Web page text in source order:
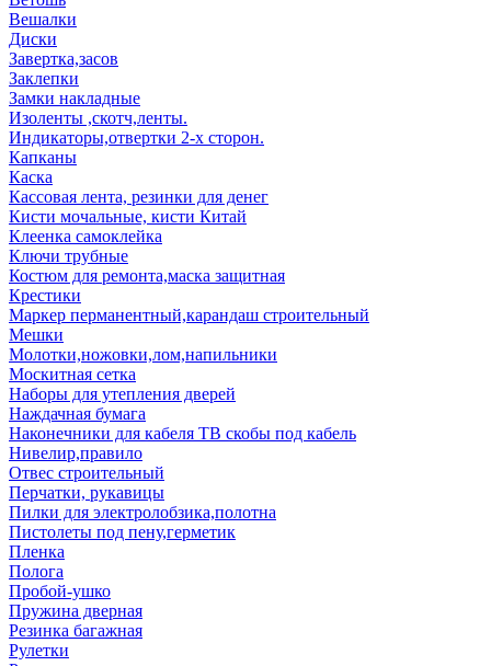
Вешалки
Диски
Завертка,засов
Заклепки
Замки накладные
Изоленты ,скотч,ленты.
Индикаторы,отвертки 2-х сторон.
Капканы
Каска
Кассовая лента, резинки для денег
Кисти мочальные, кисти Китай
Клеенка самоклейка
Ключи трубные
Костюм для ремонта,маска защитная
Крестики
Маркер перманентный,карандаш строительный
Мешки
Молотки,ножовки,лом,напильники
Москитная сетка
Наборы для утепления дверей
Наждачная бумага
Наконечники для кабеля ТВ скобы под кабель
Нивелир,правило
Отвес строительный
Перчатки, рукавицы
Пилки для электролобзика,полотна
Пистолеты под пену,герметик
Пленка
Полога
Пробой-ушко
Пружина дверная
Резинка багажная
Рулетки